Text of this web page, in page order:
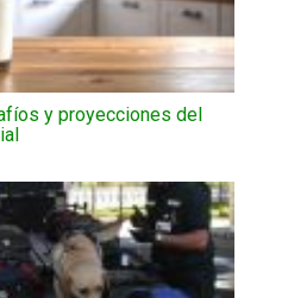
y proyecciones del